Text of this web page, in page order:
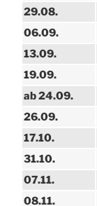
29.08.
06.09.
13.09.
19.09.
ab 24.09.
26.09.
17.10.
31.10.
07.11.
08.11.